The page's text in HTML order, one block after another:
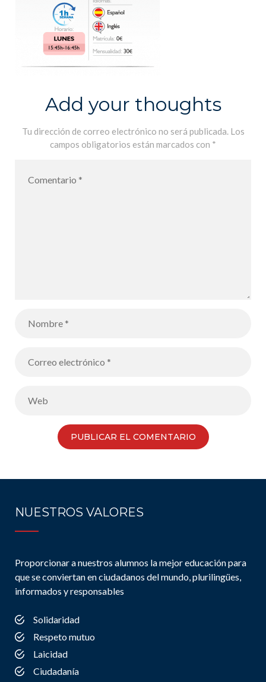
Add your thoughts
Tu dirección de correo electrónico no será publicada. Los
campos obligatorios están marcados con *
NUESTROS VALORES
Proporcionar a nuestros alumnos la mejor educación para
que se conviertan en ciudadanos del mundo, plurilingües,
informados y responsables
Solidaridad
Respeto mutuo
Laicidad
Ciudadanía